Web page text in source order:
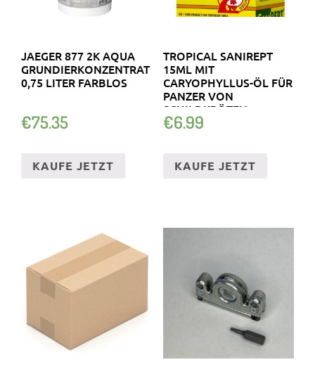
JAEGER 877 2K AQUA
GRUNDIERKONZENTRAT
0,75 LITER FARBLOS
€75.35
KAUFE JETZT
TROPICAL SANIREPT
15ML MIT
CARYOPHYLLUS-ÖL FÜR
PANZER VON
SCHILDKRÖTEN
TERRARIUM
€6.99
KAUFE JETZT